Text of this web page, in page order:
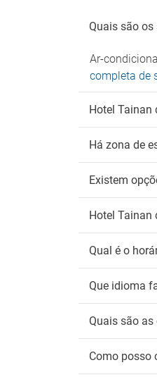
Quais são os
Ar-
completa de
Hotel Tainan
Há zona de
Existem
Hotel Tainan
Qual é o
Que idioma
Quais são
Como posso